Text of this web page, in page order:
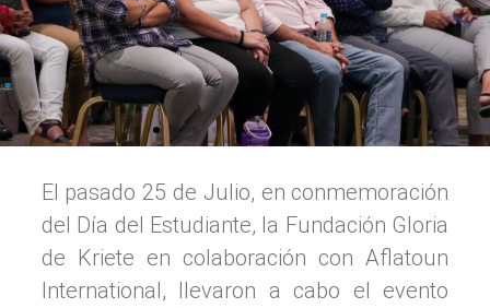
El pasado 25 de Julio, en conmemoración
del Día del Estudiante, la Fundación Gloria
de Kriete en colaboración con Aflatoun
International, llevaron a cabo el evento